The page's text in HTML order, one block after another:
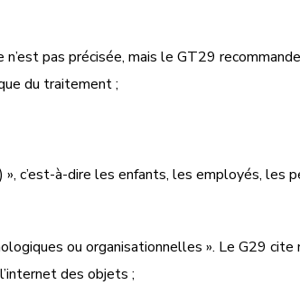
pas précisée, mais le GT29
du traitement ;
c’est-à-dire les enfants, les employés,
ou organisationnelles ». Le G29 cite
des objets ;